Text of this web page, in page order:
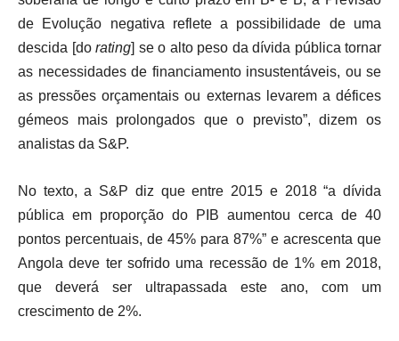
de Evolução negativa reflete a possibilidade de uma
descida [do rating] se o alto peso da dívida pública tornar
as necessidades de financiamento insustentáveis, ou se
as pressões orçamentais ou externas levarem a défices
gémeos mais prolongados que o previsto”, dizem os
analistas da S&P.
No texto, a S&P diz que entre 2015 e 2018 “a dívida
pública em proporção do PIB aumentou cerca de 40
pontos percentuais, de 45% para 87%” e acrescenta que
Angola deve ter sofrido uma recessão de 1% em 2018,
que deverá ser ultrapassada este ano, com um
crescimento de 2%.